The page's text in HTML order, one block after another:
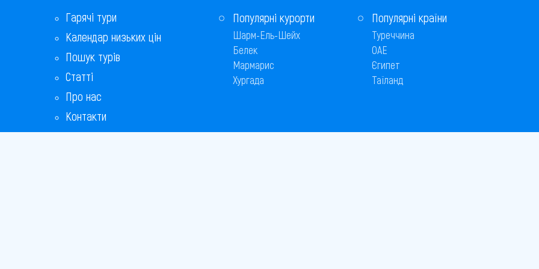
Св. Костянтин і Олена
Свети-Влас
Сонячний берег
Софія
Гарячі тури
Календар низьких цін
Пошук турів
Статті
Про нас
Контакти
Бонусна програма
Популярні курорти
Шарм-Ель-Шейх
Белек
Мармарис
Хургада
Популярні країни
Туреччина
ОАЕ
Єгипет
Таїланд